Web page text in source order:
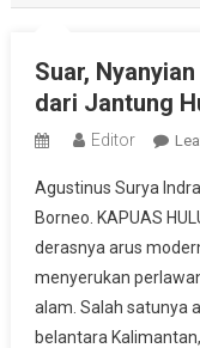
Suar,
dari Jantung
Editor
Agustinus Surya
Borneo. KAPUAS
derasnya arus
menyerukan
alam. Salah satunya
belantara